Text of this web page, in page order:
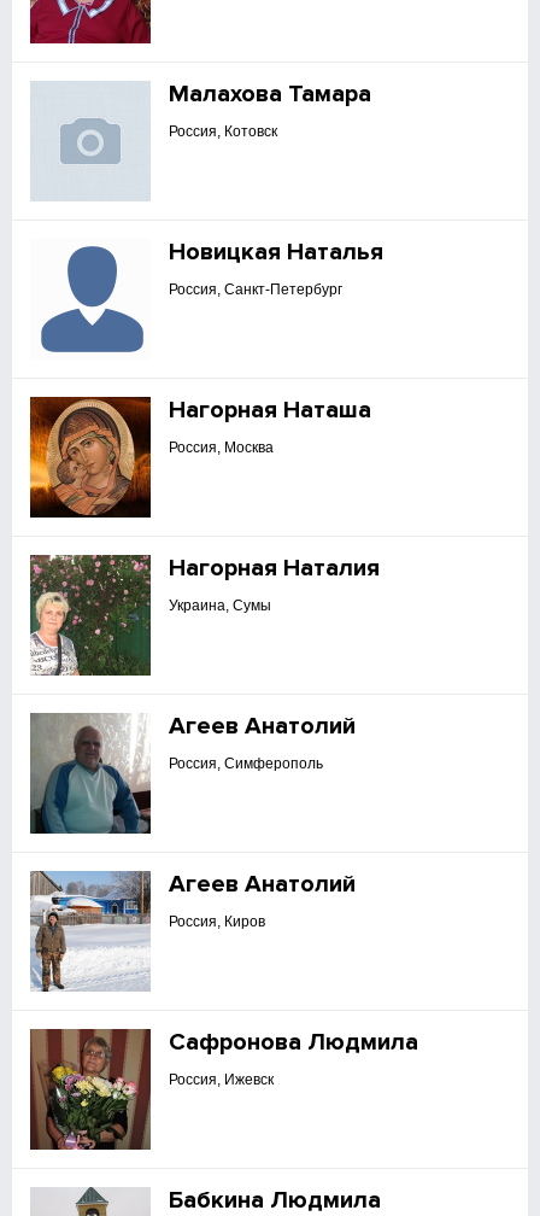
Малахова Тамара
Россия, Котовск
Новицкая Наталья
Россия, Санкт-Петербург
Нагорная Наташа
Россия, Москва
Нагорная Наталия
Украина, Сумы
Агеев Анатолий
Россия, Симферополь
Агеев Анатолий
Россия, Киров
Сафронова Людмила
Россия, Ижевск
Бабкина Людмила